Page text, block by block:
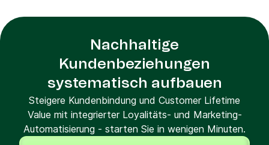
Nachhaltige
Kundenbeziehungen
systematisch aufbauen
Steigere Kundenbindung und Customer Lifetime
Value mit integrierter Loyalitäts- und Marketing-
Automatisierung - starten Sie in wenigen Minuten.